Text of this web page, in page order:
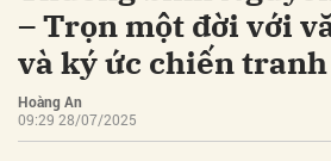
– Trọn một đời với
và ký ức chiến tranh
Hoàng An
09:29 28/07/2025